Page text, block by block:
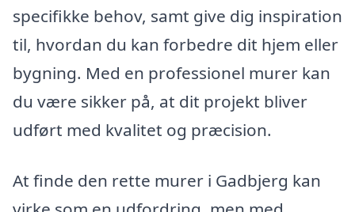
specifikke behov, samt give dig inspiration
til, hvordan du kan forbedre dit hjem eller
bygning. Med en professionel murer kan
du være sikker på, at dit projekt bliver
udført med kvalitet og præcision.
At finde den rette murer i Gadbjerg kan